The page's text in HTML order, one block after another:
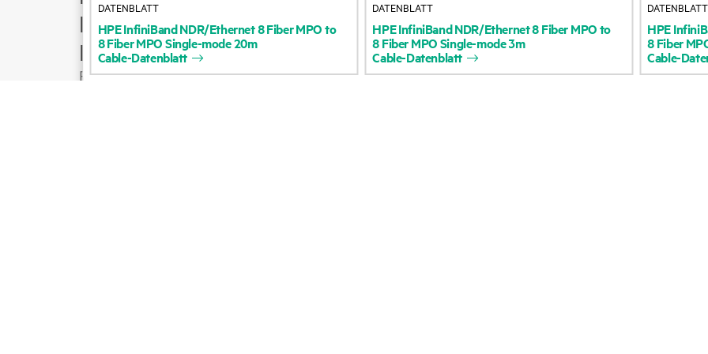
Produktsupport
E-Mail an Vertrieb
Folgen Sie HPE auf
Zugänglichkeit
(Produkte/Services)
Rückgabe und
HPEInfiniBandNDR/Ethernet8FiberMPOto
8FiberMPOSingle-mode20m
Cable-Datenblatt
DATENBLATT
HPEInfiniBandNDR/Ethernet8FiberMPOto
8FiberMPOSingle-mode3m
Cable-Datenblatt
DATENBLATT
HPE
8Fiber
Cable-
DATENBLATT